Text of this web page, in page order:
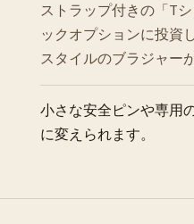
ストラップ付きの「T
ックオプションに投資
スタイルのブラジャー
小さな安全ピンや専用
に変えられます。